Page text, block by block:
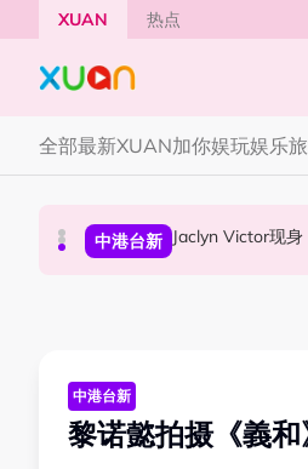
Skip to main content
XUAN 热点
全部最新XUAN加你娱玩娱乐
国际星闻 YG大楼遭女粉持
中港台新 Jaclyn Victor现
中港台新 中国《歌手2026
中港台新
黎诺懿拍摄《義